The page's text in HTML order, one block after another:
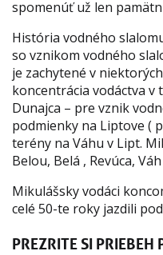
spomenúť už len
História vodného
so vznikom vodného
je zachytené v
koncentrácia vodáctva
Dunajca – pre vznik
podmienky na Liptove (
terény na Váhu v Lipt.
Belou, Belá , Revúca,
Mikulášsky vodáci
celé 50-te roky jazdili
PREZRITE SI